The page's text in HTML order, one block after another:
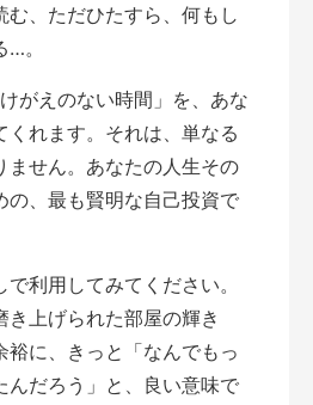
む、ただひたすら、何もし
。
がえのない時間」を、あな
くれます。それは、単なる
ません。あなたの人生その
の、最も賢明な自己投資で
利用してみてください。
き上げられた部屋の輝き
裕に、きっと「なんでもっ
んだろう」と、良い意味で